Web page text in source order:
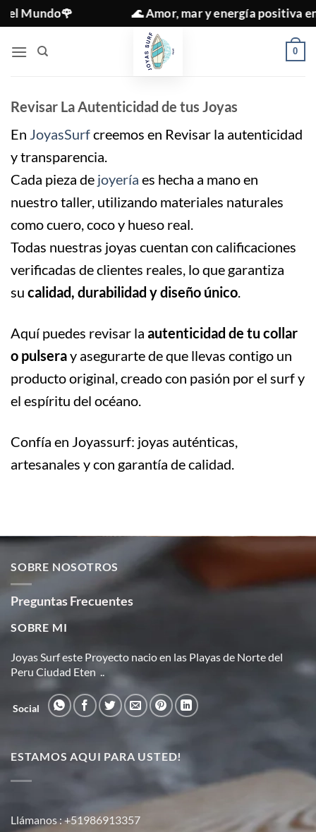
Saltar
al
contenido
🌊 Amor, mar y energía positiva en cada joya
0
Revisar La Autenticidad de tus Joyas
En JoyasSurfcreemos en Revisar la autenticidad
y transparencia.
Cada pieza de joyería es hecha a mano en
nuestro taller, utilizando materiales naturales
como cuero, coco y hueso real.
Todas nuestras joyas cuentan con calificaciones
verificadas de clientes reales, lo que garantiza
su calidad, durabilidad y diseño único.
Aquí puedes revisar la autenticidad de tu collar
o pulseray asegurarte de que llevas contigo un
producto original, creado con pasión por el surf y
el espíritu del océano.
Confía en Joyassurf: joyas auténticas,
artesanales y con garantía de calidad.
SOBRE NOSOTROS
Preguntas Frecuentes
SOBRE MI
Joyas Surf este Proyecto nacio en las Playas de Norte del
Peru Ciudad Eten ..
Social
ESTAMOS AQUI PARA USTED!
Llámanos :+51986913357